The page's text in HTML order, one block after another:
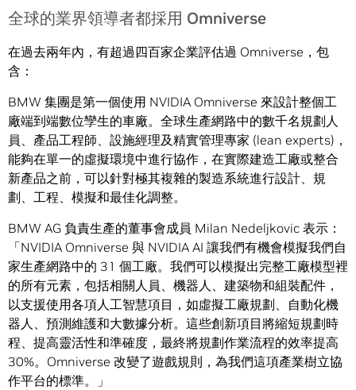
全球的業界領導者都採用 Omniverse
在過去兩年內，有超過四百家企業評估過 Omniverse，包
含：
BMW 集團是第一個使用 NVIDIA Omniverse 來設計整個工
廠端到端數位孿生的車廠。全球生產網路中的數千名規劃人
員、產品工程師、設施經理及精實管理專家 (lean experts)，
能夠在單一的虛擬環境中進行協作，在實際建造工廠或整合
新產品之前，可以針對極其複雜的製造系統進行設計、規
劃、工程、模擬和最佳化調整。
BMW AG 負責生產的董事會成員 Milan Nedeljkovic 表示：
「NVIDIA Omniverse 與 NVIDIA AI 讓我們有機會模擬我們自
家生產網路中的 31 個工廠。我們可以模擬出完整工廠模型裡
的所有元素，包括相關人員、機器人、建築物和組裝配件，
以支援使用各項人工智慧項目，如虛擬工廠規劃、自動化機
器人、預測維護和大數據分析。這些創新項目將縮短規劃時
程、提高靈活性和準確度，最終將規劃作業流程的效率提高
30%。Omniverse 改變了遊戲規則，為我們這項產業樹立協
作平台的標準。」